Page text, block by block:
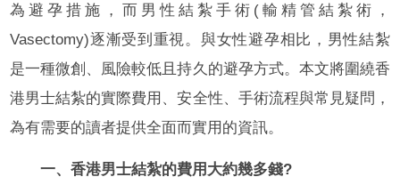
為避孕措施，而男性結紮手術(輸精管結紮術，
Vasectomy)逐漸受到重視。與女性避孕相比，男性結紮
是一種微創、風險較低且持久的避孕方式。本文將圍繞香
港男士結紮的實際費用、安全性、手術流程與常見疑問，
為有需要的讀者提供全面而實用的資訊。
一、香港男士結紮的費用大約幾多錢?